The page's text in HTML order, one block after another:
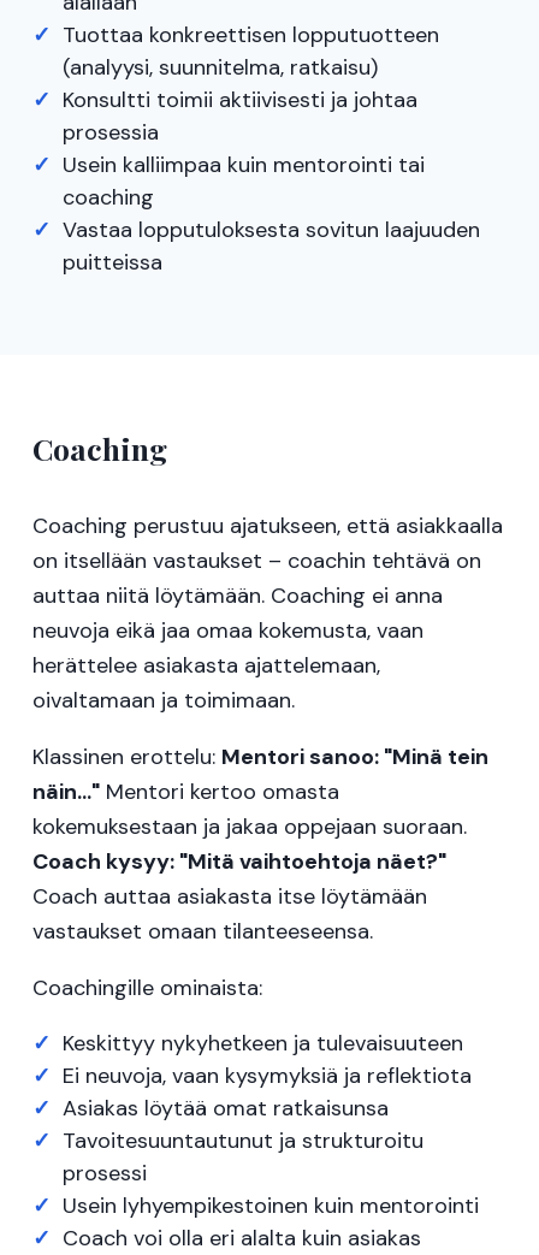
Tuottaa konkreettisen lopputuotteen
(analyysi, suunnitelma, ratkaisu)
Konsultti toimii aktiivisesti ja johtaa
prosessia
Usein kalliimpaa kuin mentorointi tai
coaching
Vastaa lopputuloksesta sovitun laajuuden
puitteissa
Coaching
Coaching perustuu ajatukseen, että asiakkaalla
on itsellään vastaukset – coachin tehtävä on
auttaa niitä löytämään. Coaching ei anna
neuvoja eikä jaa omaa kokemusta, vaan
herättelee asiakasta ajattelemaan,
oivaltamaan ja toimimaan.
Klassinen erottelu: Mentori sanoo: "Minä tein
näin..." Mentori kertoo omasta
kokemuksestaan ja jakaa oppejaan suoraan.
Coach kysyy: "Mitä vaihtoehtoja näet?"
Coach auttaa asiakasta itse löytämään
vastaukset omaan tilanteeseensa.
Coachingille ominaista:
Keskittyy nykyhetkeen ja tulevaisuuteen
Ei neuvoja, vaan kysymyksiä ja reflektiota
Asiakas löytää omat ratkaisunsa
Tavoitesuuntautunut ja strukturoitu
prosessi
Usein lyhyempikestoinen kuin mentorointi
Coach voi olla eri alalta kuin asiakas